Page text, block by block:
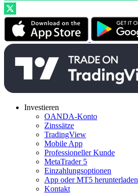
Investieren
OANDA-Konto
Zinssätze
TradingView
Mobile App
Professioneller Kunde
MetaTrader 5
Einzahlungsoptionen
App oder MT5 herunterladen
Kontakt